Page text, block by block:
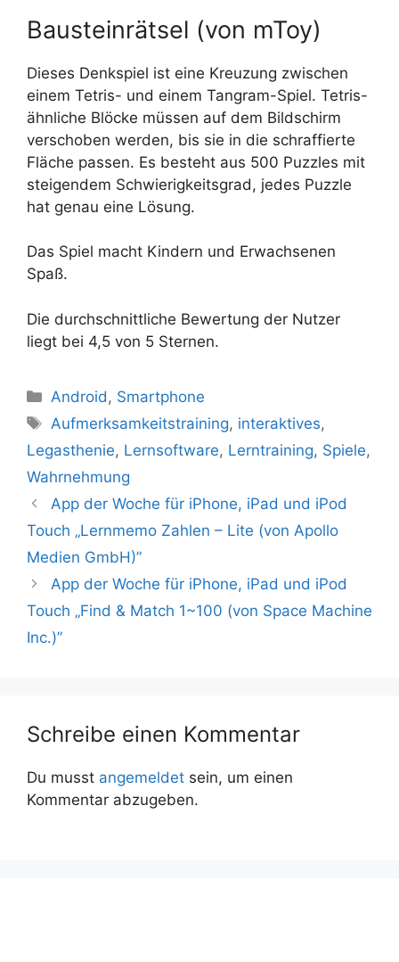
Bausteinrätsel (von mToy)
Dieses Denkspiel ist eine Kreuzung zwischen
einem Tetris- und einem Tangram-Spiel. Tetris-
ähnliche Blöcke müssen auf dem Bildschirm
verschoben werden, bis sie in die schraffierte
Fläche passen. Es besteht aus 500 Puzzles mit
steigendem Schwierigkeitsgrad, jedes Puzzle
hat genau eine Lösung.
Das Spiel macht Kindern und Erwachsenen
Spaß.
Die durchschnittliche Bewertung der Nutzer
liegt bei 4,5 von 5 Sternen.
Kategorien
Android , Smartphone
Schlagwörter
Aufmerksamkeitstraining, interaktives,
Legasthenie, Lernsoftware, Lerntraining, Spiele,
Wahrnehmung
App der Woche für iPhone, iPad und iPod
Touch „Lernmemo Zahlen – Lite (von Apollo
Medien GmbH)”
App der Woche für iPhone, iPad und iPod
Touch „Find & Match 1~100 (von Space Machine
Inc.)”
Schreibe einen Kommentar
Du musst angemeldet sein, um einen
Kommentar abzugeben.